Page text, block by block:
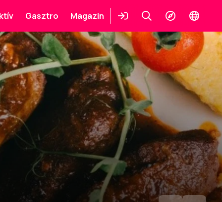
Gasztro Magazin
BelépésKeresésFelfedezés
Change